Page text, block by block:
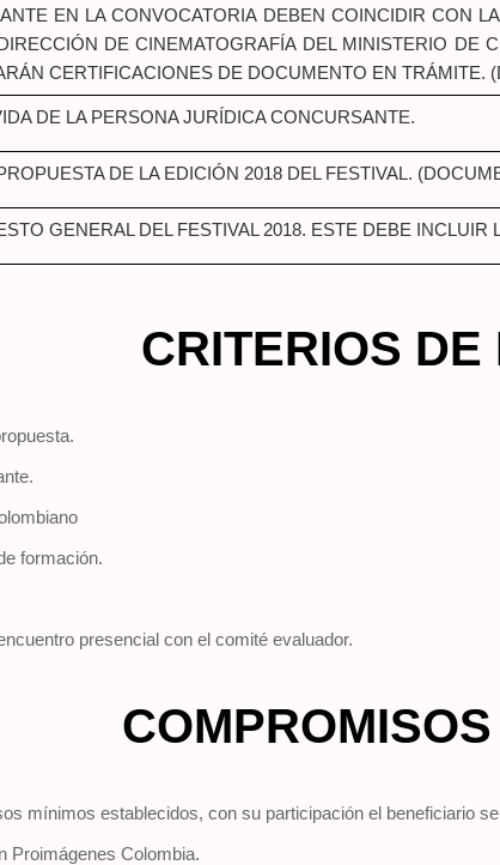
EN LA CONVOCATORIA DEBEN COINCIDIR CON
DE CINEMATOGRAFÍA DEL MINISTERIO DE
CERTIFICACIONES DE DOCUMENTO EN TRÁMITE.
DE LA PERSONA JURÍDICA CONCURSANTE.
DE LA EDICIÓN 2018 DEL FESTIVAL.
GENERAL DEL FESTIVAL 2018. ESTE DEBE
CRITERIOS
formación.
presencial con el comité evaluador.
mínimos establecidos, con su participación el beneficiario
Proimágenes Colombia.